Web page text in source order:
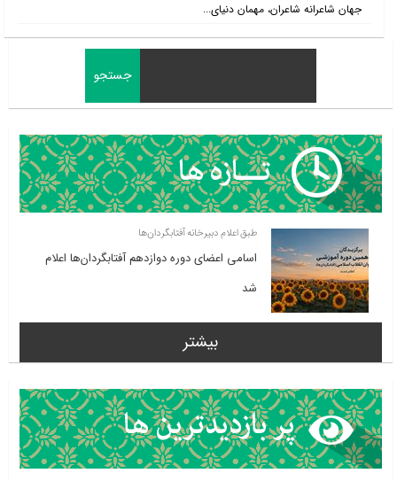
جهان شاعرانه شاعران، مهمان دنیای...
طبق اعلام دبیرخانه آفتابگردان‌ها
اسامی اعضای دوره دوازدهم آفتابگردان‌ها اعلام
شد
بیشتر